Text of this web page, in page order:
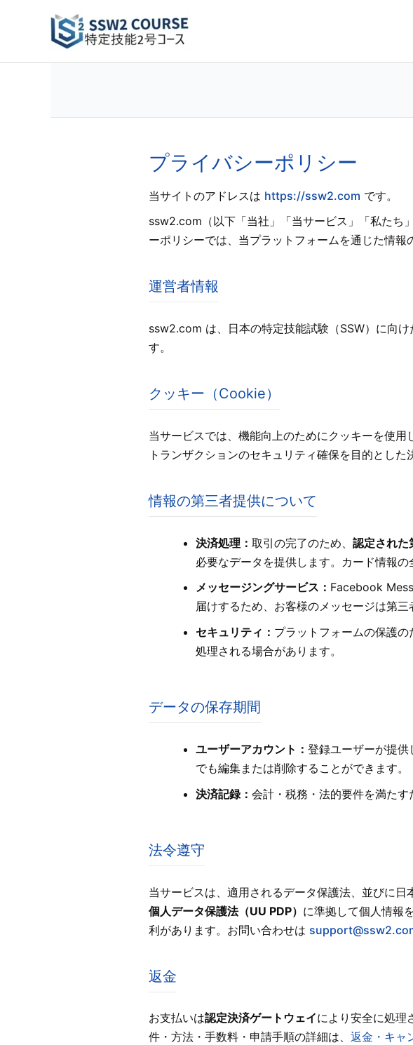
プライバシーポリシー
当サイトのアドレスは https://ssw2.com です。
ssw2.com（以下「当社」「当サービス」「私たち
ーポリシーでは、当プラットフォームを通じた情報
運営者情報
ssw2.com は、日本の特定技能試験（SSW）に向
す。
クッキー（Cookie）
当サービスでは、機能向上のためにクッキーを使
トランザクションのセキュリティ確保を目的とし
情報の第三者提供について
決済処理：取引の完了のため、認定された
必要なデータを提供します。カード情報
メッセージングサービス： Facebook
届けするため、お客様のメッセージは第
セキュリティ： プラットフォームの保護
処理される場合があります。
データの保存期間
ユーザーアカウント：登録ユーザーが提
でも編集または削除することができます。
決済記録：会計・税務・法的要件を満たす
法令遵守
当サービスは、適用されるデータ保護法、並びに日
個人データ保護法（UU PDP） に準拠して個人情報
利があります。お問い合わせは
返金
お支払いは認定決済ゲートウェイにより安全に処理
件・方法・手数料・申請手順の詳細は、 返金・キャ